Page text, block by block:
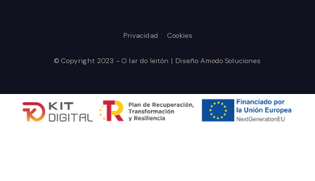
Privacidad Cookies
© Copyright 2023 - O lar do leitón | Diseño Amodo Soluciones